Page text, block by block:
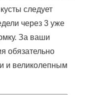
следует
через 3 уже
За ваши
обязательно
и великолепным